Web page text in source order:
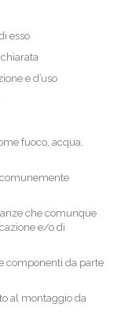
esso
e d’uso
fuoco, acqua,
che comunque
e/o di
componenti da parte
al montaggio da